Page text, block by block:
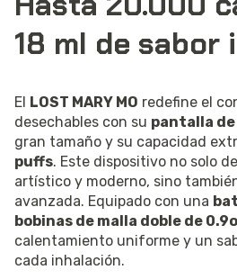
18 ml de sabor
El LOST MARY MO redefine el
desechables con su pantalla de
gran tamaño y su capacidad
puffs. Este dispositivo no solo
artístico y moderno, sino
avanzada. Equipado con una
bobinas de malla doble de
calentamiento uniforme y un
cada inhalación.